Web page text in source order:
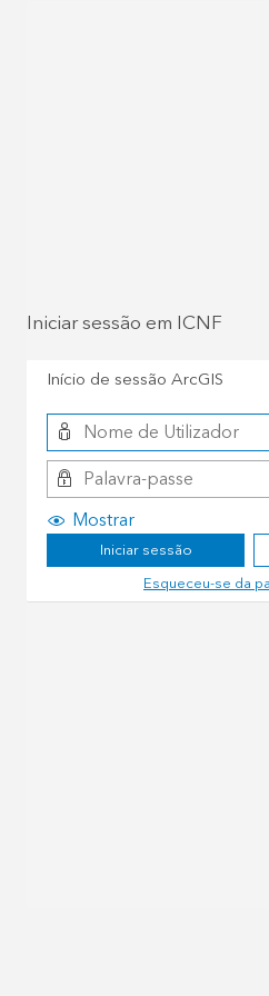
Iniciar sessão em ICNF
Início de sessão ArcGIS
Mostrar
Iniciar sessão
Esqueceu-se da